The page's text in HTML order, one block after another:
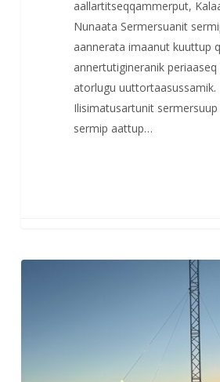
aallartitseqqammerput,
Nunaata Sermersuanit
aannerata imaanut kuuttup
annertutigineranik periaaseq
atorlugu uuttortaasussamik.
Ilisimatusartunit
sermip aattup…